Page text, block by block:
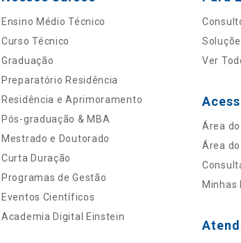
Ensino Médio Técnico
Curso Técnico
Graduação
Preparatório Residência
Residência e Aprimoramento
Pós-graduação & MBA
Mestrado e Doutorado
Curta Duração
Programas de Gestão
Eventos Científicos
Academia Digital Einstein
Ver
Área
Área
Minhas